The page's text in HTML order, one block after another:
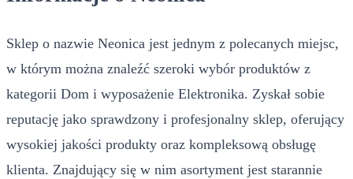
Sklep o nazwie Neonica jest jednym z polecanych miejsc,
w którym można znaleźć szeroki wybór produktów z
kategorii Dom i wyposażenie Elektronika. Zyskał sobie
reputację jako sprawdzony i profesjonalny sklep, oferujący
wysokiej jakości produkty oraz kompleksową obsługę
klienta. Znajdujący się w nim asortyment jest starannie